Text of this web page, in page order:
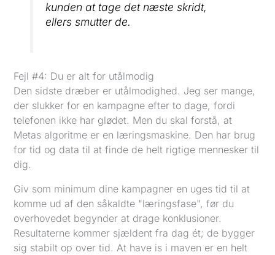
kunden at tage det næste skridt,
ellers smutter de.
Fejl #4: Du er alt for utålmodig
Den sidste dræber er utålmodighed. Jeg ser mange,
der slukker for en kampagne efter to dage, fordi
telefonen ikke har glødet. Men du skal forstå, at
Metas algoritme er en læringsmaskine. Den har brug
for tid og data til at finde de helt rigtige mennesker til
dig.
Giv som minimum dine kampagner en uges tid til at
komme ud af den såkaldte "læringsfase", før du
overhovedet begynder at drage konklusioner.
Resultaterne kommer sjældent fra dag ét; de bygger
sig stabilt op over tid. At have is i maven er en helt